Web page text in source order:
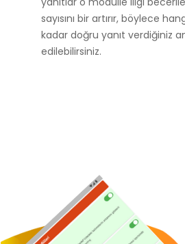
sayısını bir artırır, böylece
kadar doğru yanıt verdiğiniz
edilebilirsiniz.